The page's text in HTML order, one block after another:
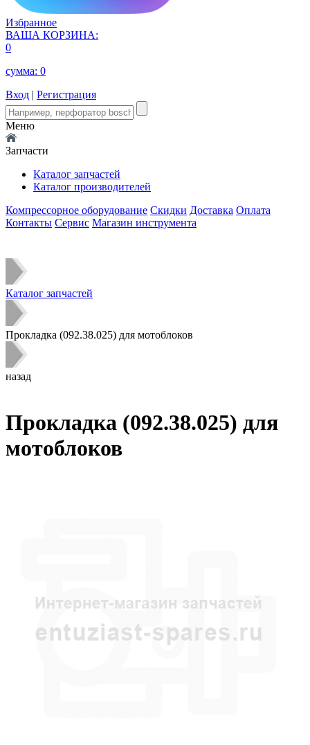
Избранное
ВАША КОРЗИНА:
0
сумма: 0
Вход | Регистрация
Меню
Запчасти
Каталог запчастей
Каталог производителей
Компрессорное оборудование Скидки Доставка Оплата
Контакты Сервис Магазин инструмента
Каталог запчастей
Прокладка (092.38.025) для мотоблоков
назад
Прокладка (092.38.025) для
мотоблоков